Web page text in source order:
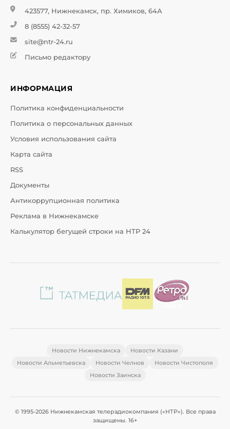
423577, Нижнекамск, пр. Химиков, 64А
8 (8555) 42-32-57
site@ntr-24.ru
Письмо редактору
ИНФОРМАЦИЯ
Политика конфиденциальности
Политика о персональных данных
Условия использования сайта
Карта сайта
RSS
Документы
Антикоррупционная политика
Реклама в Нижнекамске
Калькулятор бегущей строки на НТР 24
Новости Нижнекамска
Новости Казани
Новости Альметьевска
Новости Челнов
Новости Чистополя
Новости Заинска
© 1995-2026 Нижнекамская телерадиокомпания («НТР»). Все права
защищены. 16+